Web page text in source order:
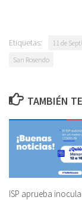
Etiquetas: 11 de
San Rosendo
TAMBIÉN
ISP aprueba